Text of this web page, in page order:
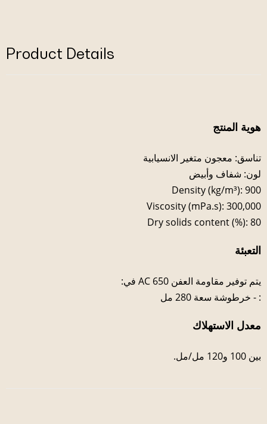
Product Details
هوية المنتج
تناسق: معجون متغير الانسيابية
لون: شفاف وأبيض
Density (kg/m³): 900
Viscosity (mPa.s): 300,000
Dry solids content (%): 80
التعبئة
يتم توفير مقاومة العفن AC 650 في:
: - خرطوشة سعة 280 مل
معدل الاستهلاك
بين 100 و120 مل/مل.